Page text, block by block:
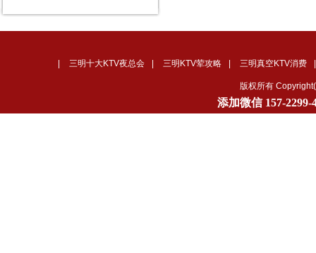
三明十大KTV夜总会 三明KTV荤攻略 三明真空KTV消费
版权所有
添加微信 157-2299-